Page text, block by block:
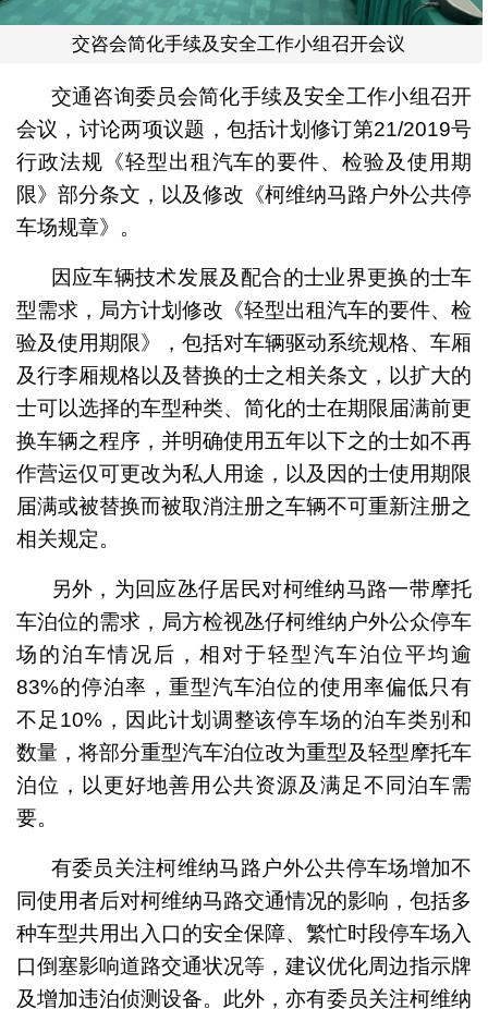
交咨会简化手续及安全工作小组召开会议
交通咨询委员会简化手续及安全工作小组召开
会议，讨论两项议题，包括计划修订第21/2019号
行政法规《轻型出租汽车的要件、检验及使用期
限》部分条文，以及修改《柯维纳马路户外公共停
车场规章》。
因应车辆技术发展及配合的士业界更换的士车
型需求，局方计划修改《轻型出租汽车的要件、检
验及使用期限》，包括对车辆驱动系统规格、车厢
及行李厢规格以及替换的士之相关条文，以扩大的
士可以选择的车型种类、简化的士在期限届满前更
换车辆之程序，并明确使用五年以下之的士如不再
作营运仅可更改为私人用途，以及因的士使用期限
届满或被替换而被取消注册之车辆不可重新注册之
相关规定。
另外，为回应氹仔居民对柯维纳马路一带摩托
车泊位的需求，局方检视氹仔柯维纳户外公众停车
场的泊车情况后，相对于轻型汽车泊位平均逾
83%的停泊率，重型汽车泊位的使用率偏低只有
不足10%，因此计划调整该停车场的泊车类别和
数量，将部分重型汽车泊位改为重型及轻型摩托车
泊位，以更好地善用公共资源及满足不同泊车需
要。
有委员关注柯维纳马路户外公共停车场增加不
同使用者后对柯维纳马路交通情况的影响，包括多
种车型共用出入口的安全保障、繁忙时段停车场入
口倒塞影响道路交通状况等，建议优化周边指示牌
及增加违泊侦测设备。此外，亦有委员关注柯维纳